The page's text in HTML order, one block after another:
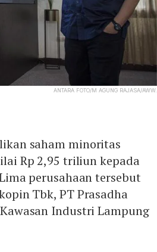
ANTARA FOTO/M AGUNG RAJASA/AWW.
saham minoritas
Rp 2,95 triliun kepada
perusahaan tersebut
Tbk, PT Prasadha
Industri Lampung